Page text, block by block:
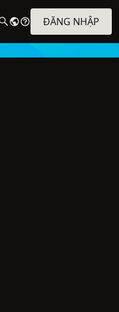
ĐĂNG NHẬP